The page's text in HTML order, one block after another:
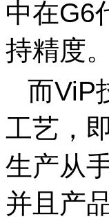
中在G6
持精度。
而ViP
工艺，
生产从
并且产